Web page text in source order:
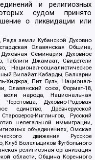
и религиозных
судом принято
о ликвидации или
Рада земли Кубанской Духовно
Славянская Община,
Семинария Духовное
Таблиги Джамаат, Свидетели
Национал-социалистическое
Вилайат Кабарды, Балкарии
Хиджра, Пит Буль, Национал-
Славянский союз, Формат-18,
народа, Национальная
Духовно-Родовая
единство, Древнерусской
Инглингов, Русский
нелегальной иммиграции,
объединениях, Омская
движения Русское
Клуб Болельщиков Футбольного
религиозная организация
области, Община Коренного